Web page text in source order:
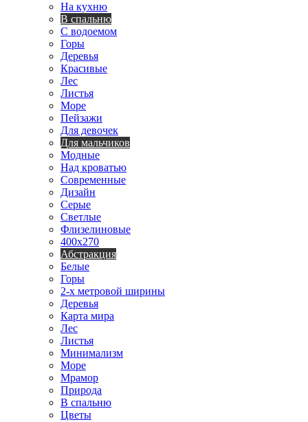
На кухню
В спальню
С водоемом
Горы
Деревья
Красивые
Лес
Листья
Море
Пейзажи
Для девочек
Для мальчиков
Модные
Над кроватью
Современные
Дизайн
Серые
Светлые
Флизелиновые
400х270
Абстракция
Белые
Горы
2-х метровой ширины
Деревья
Карта мира
Лес
Листья
Минимализм
Море
Мрамор
Природа
В спальню
Цветы